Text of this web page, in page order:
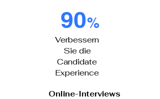
90%
Verbessern
Sie die
Candidate
Experience
Online-Interviews